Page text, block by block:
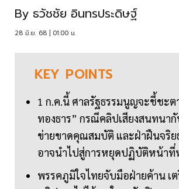
By ธวัชชัย อินทรประดิษฐ์
28 มิ.ย. 68 | 01:00 น.
KEY POINTS
1 ก.ค.นี้ ศาลรัฐธรรมนูญจะชี้ชะ
ทองธาร” กรณีคลิปเสียงสนทนากั
ข่ายขาดคุณสมบัติ และฝ่าฝืนจริย
อาจนำไปสู่การหยุดปฏิบัติหน้าที่
พรรคภูมิใจไทยจับมือฝ่ายค้าน เ